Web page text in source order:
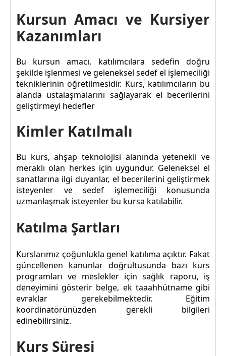
Kursun Amacı ve Kursiyer
Kazanımları
Bu kursun amacı, katılımcılara sedefin doğru
şekilde işlenmesi ve geleneksel sedef el işlemeciliği
tekniklerinin öğretilmesidir. Kurs, katılımcıların bu
alanda ustalaşmalarını sağlayarak el becerilerini
geliştirmeyi hedefler
Kimler Katılmalı
Bu kurs, ahşap teknolojisi alanında yetenekli ve
meraklı olan herkes için uygundur. Geleneksel el
sanatlarına ilgi duyanlar, el becerilerini geliştirmek
isteyenler ve sedef işlemeciliği konusunda
uzmanlaşmak isteyenler bu kursa katılabilir.
Katılma Şartları
Kurslarımız çoğunlukla genel katılıma açıktır. Fakat
güncellenen kanunlar doğrultusunda bazı kurs
programları ve meslekler için sağlık raporu, iş
deneyimini gösterir belge, ek taaahhütname gibi
evraklar gerekebilmektedir. Eğitim
koordinatörünüzden gerekli bilgileri
edinebilirsiniz.
Kurs Süresi